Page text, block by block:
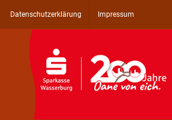
Datenschutzerklärung Impressum